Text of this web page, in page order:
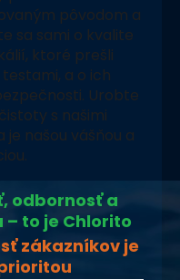
pôvodom a
sa sami o kvalite
ktoré prešli
a o ich
Urobte
s našimi
našou vášňou a
odbornosť a
to je Chlorito
zákazníkov je